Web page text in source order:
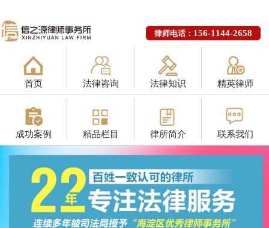
律师电话： 156-1144-2658
首页 法律咨询 法律知识 精英律师
成功案例 精品栏目 律所简介 联系我们